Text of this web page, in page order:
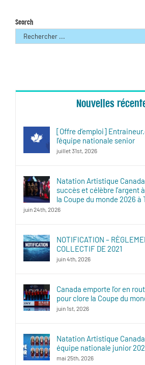
Search
Rechercher
:
Nouvelles
[Offre d’emploi]
l’équipe nationale senior
juillet 31st, 2026
Natation Artistique
succès et célèbre l’argent
la Coupe du monde 2026 à
juin 24th, 2026
NOTIFICATION –
COLLECTIF DE 2021
juin 4th, 2026
Canada emporte l’or en
pour clore la Coupe du
juin 1st, 2026
Natation Artistique
équipe nationale junior
mai 25th, 2026